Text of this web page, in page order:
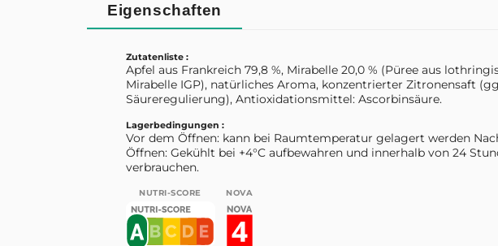
Eigenschaften
Zutatenliste :
Apfel aus Frankreich 79,8 %, Mirabelle 20,0 % (Püree aus
Mirabelle IGP), natürliches Aroma, konzentrierter Zitronensaft
Säureregulierung), Antioxidationsmittel: Ascorbinsäure.
Lagerbedingungen :
Vor dem Öffnen: kann bei Raumtemperatur gelagert werden
Öffnen: Gekühlt bei +4°C aufbewahren und innerhalb von 24
verbrauchen.
NUTRI-SCORE NOVA